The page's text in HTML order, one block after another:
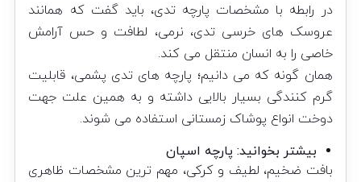
در رابطه با مشخصات پارچه تدی، باید گفت که همانند
عروسک های خرسی تدی، نرمی، لطافت و حس آرامش
خاصی را به انسان منتقل می کند.
همان گونه که می دانیم؛ پارچه های تدی پشمی، قابلیت
گرم کنندگی بسیار بالایی داشته و به همین علت جهت
دوخت انواع پوشاک زمستانی استفاده می شوند.
بیشتر بخوانید: پارچه اسپان
بافت ضخیم، لطیف و کرکی، مهم ترین مشخصات ظاهری